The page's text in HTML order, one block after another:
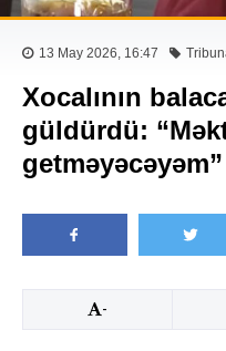
13 May 2026, 16:47
Xocalının
güldürdü:
getməyəcəyəm”
-